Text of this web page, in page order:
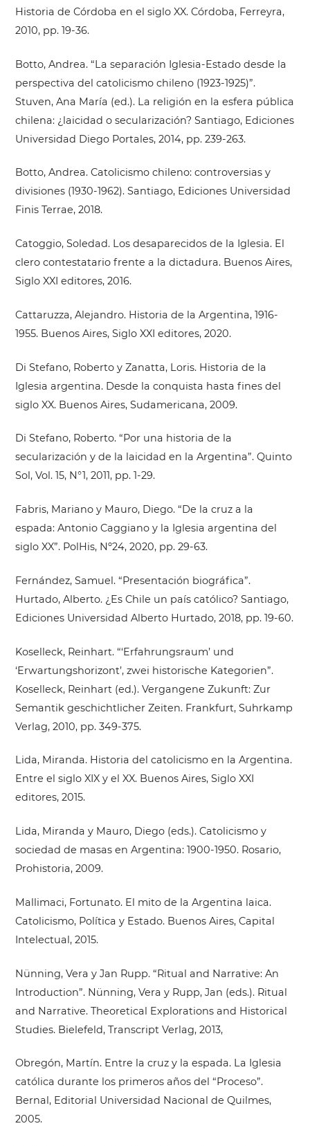
Historia de Córdoba en el siglo XX. Córdoba, Ferreyra,
2010, pp. 19-36.
Botto, Andrea. “La separación Iglesia-Estado desde la
perspectiva del catolicismo chileno (1923-1925)”.
Stuven, Ana María (ed.). La religión en la esfera pública
chilena: ¿laicidad o secularización? Santiago, Ediciones
Universidad Diego Portales, 2014, pp. 239-263.
Botto, Andrea. Catolicismo chileno: controversias y
divisiones (1930-1962). Santiago, Ediciones Universidad
Finis Terrae, 2018.
Catoggio, Soledad. Los desaparecidos de la Iglesia. El
clero contestatario frente a la dictadura. Buenos Aires,
Siglo XXI editores, 2016.
Cattaruzza, Alejandro. Historia de la Argentina, 1916-
1955. Buenos Aires, Siglo XXI editores, 2020.
Di Stefano, Roberto y Zanatta, Loris. Historia de la
Iglesia argentina. Desde la conquista hasta fines del
siglo XX. Buenos Aires, Sudamericana, 2009.
Di Stefano, Roberto. “Por una historia de la
secularización y de la laicidad en la Argentina”. Quinto
Sol, Vol. 15, N°1, 2011, pp. 1-29.
Fabris, Mariano y Mauro, Diego. “De la cruz a la
espada: Antonio Caggiano y la Iglesia argentina del
siglo XX”. PolHis, Nº24, 2020, pp. 29-63.
Fernández, Samuel. “Presentación biográfica”.
Hurtado, Alberto. ¿Es Chile un país católico? Santiago,
Ediciones Universidad Alberto Hurtado, 2018, pp. 19-60.
Koselleck, Reinhart. “‘Erfahrungsraum’ und
‘Erwartungshorizont’, zwei historische Kategorien”.
Koselleck, Reinhart (ed.). Vergangene Zukunft: Zur
Semantik geschichtlicher Zeiten. Frankfurt, Suhrkamp
Verlag, 2010, pp. 349-375.
Lida, Miranda. Historia del catolicismo en la Argentina.
Entre el siglo XIX y el XX. Buenos Aires, Siglo XXI
editores, 2015.
Lida, Miranda y Mauro, Diego (eds.). Catolicismo y
sociedad de masas en Argentina: 1900-1950. Rosario,
Prohistoria, 2009.
Mallimaci, Fortunato. El mito de la Argentina laica.
Catolicismo, Política y Estado. Buenos Aires, Capital
Intelectual, 2015.
Nünning, Vera y Jan Rupp. “Ritual and Narrative: An
Introduction”. Nünning, Vera y Rupp, Jan (eds.). Ritual
and Narrative. Theoretical Explorations and Historical
Studies. Bielefeld, Transcript Verlag, 2013,
Obregón, Martín. Entre la cruz y la espada. La Iglesia
católica durante los primeros años del “Proceso”.
Bernal, Editorial Universidad Nacional de Quilmes,
2005.